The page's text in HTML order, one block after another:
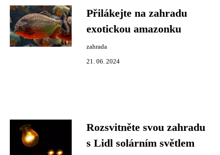
Přilákejte na zahradu
exotickou amazonku
zahrada
21. 06. 2024
Rozsvitněte svou zahradu
s Lidl solárním světlem